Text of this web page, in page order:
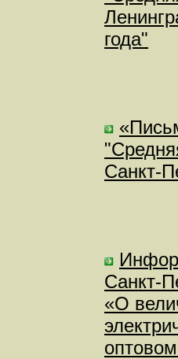
года"
Санкт-
Санкт-
«О